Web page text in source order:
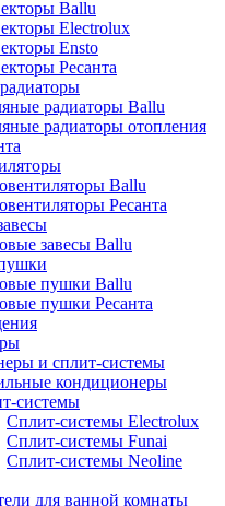
Ballu
Electrolux
Ensto
Ресанта
радиаторы Ballu
радиаторы отопления
Ballu
Ресанта
завесы Ballu
пушки Ballu
пушки Ресанта
и сплит-системы
кондиционеры
системы
Сплит-системы Electrolux
Сплит-системы Funai
Сплит-системы Neoline
для ванной комнаты